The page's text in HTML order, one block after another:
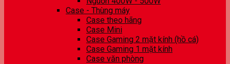
Case - Thùng máy
Case theo hãng
Case Mini
Case Gaming 2 mặt kính (hồ cá)
Case Gaming 1 mặt kính
Case văn phòng